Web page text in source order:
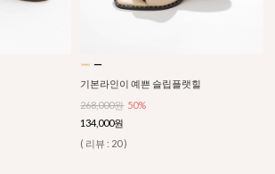
기본라인이 예쁜 슬립플랫힐
268,000원 50%
134,000원
( 리뷰 : 20 )